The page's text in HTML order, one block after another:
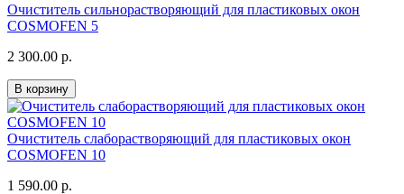
Очиститель сильнорастворяющий для пластиковых окон
COSMOFEN 5
2 300.00 р.
В корзину
Очиститель слаборастворяющий для пластиковых окон
COSMOFEN 10
1 590.00 р.